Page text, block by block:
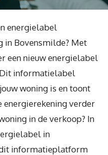
energielabel
in Bovensmilde? Met
een nieuw energielabel
informatielabel
woning is en toont
energierekening verder
in de verkoop? In
in
informatieplatform